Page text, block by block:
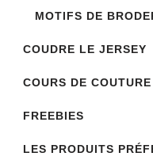
MOTIFS DE
COUDRE LE JERSEY
COURS DE COUTURE
FREEBIES
LES PRODUITS